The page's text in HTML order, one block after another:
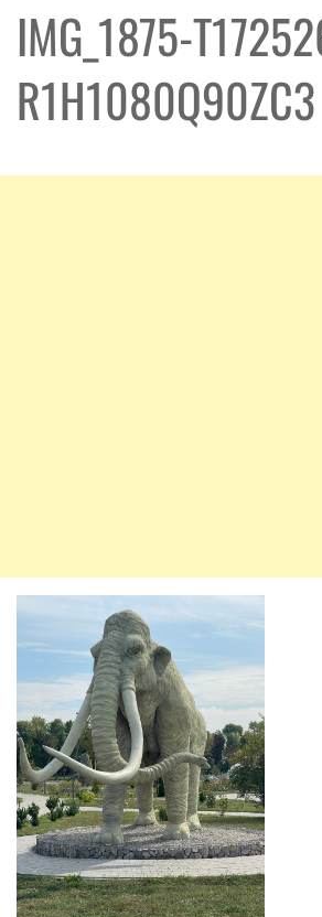
IMG_1875-
R1H1080Q90ZC3